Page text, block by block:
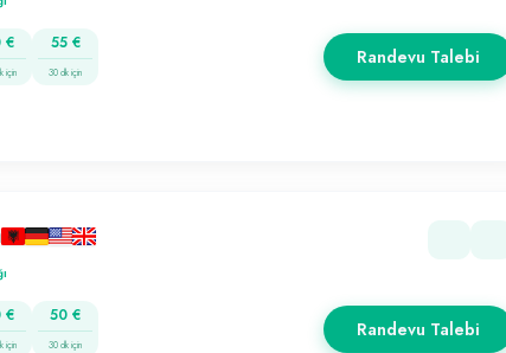
€
için
55 €
30 dk için
Randevu Talebi
€
için
50 €
30 dk için
Randevu Talebi